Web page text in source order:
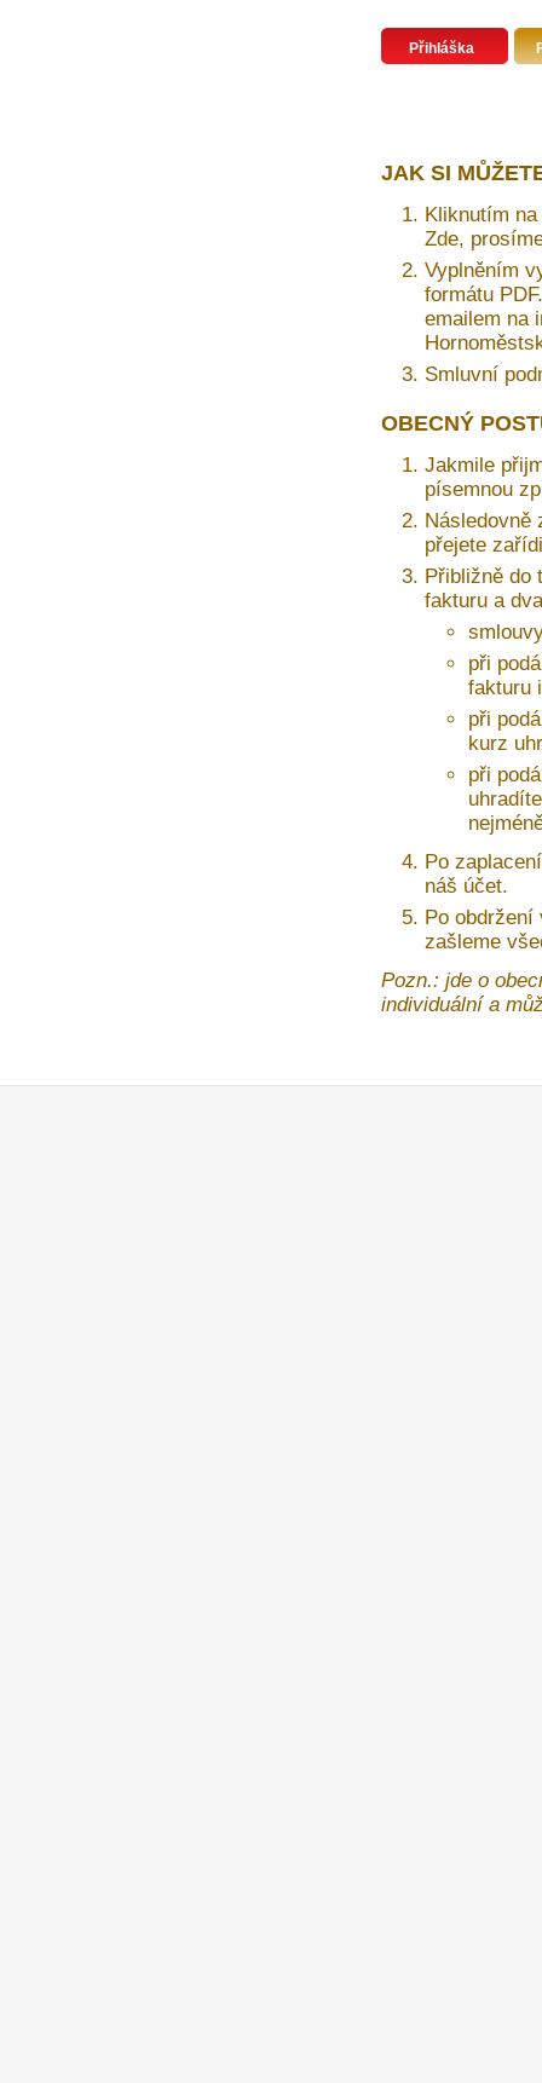
Přihláška
JAK SI
Kliknutím
Zde,
Vyplněním
formátu
emailem na
Smluvní
OBECNÝ
Jakmile
písemnou
Následovně
přejete
Přibližně do
fakturu a
při
fakturu
při
kurz
při
Po
náš účet.
Po obdržení
zašleme
Pozn.: jde o
individuální a